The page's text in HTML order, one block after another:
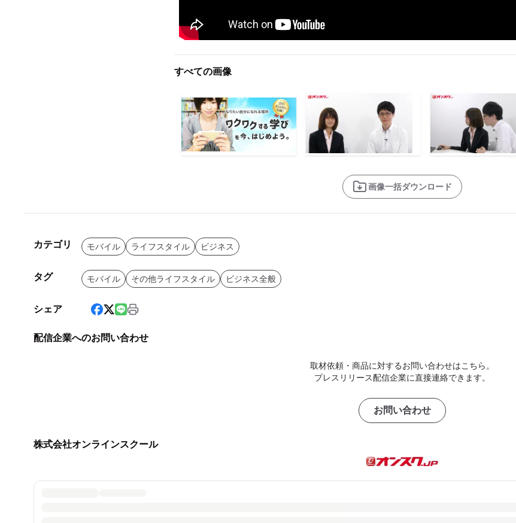
すべての画像
画像一括ダウンロード
カテゴリ モバイル ライフスタイル ビジネス
タグ モバイル その他ライフスタイル ビジネス全般
シェア
配信企業へのお問い合わせ
取材依頼・商品に対するお問い合わせはこちら。
プレスリリース配信企業に直接連絡できます。
お問い合わせ
株式会社オンラインスクール